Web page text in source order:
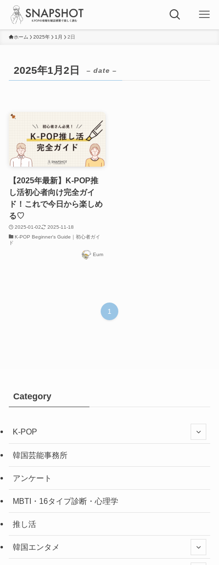
ホーム 2025年 1月 2日
2025年1月2日 – date –
【2025年最新】K-POP推
し活初心者向け完全ガイ
ド！これで今日から楽しめ
る♡
2025-01-02
2025-11-18
K-POP Beginner's Guide｜初心者ガイ
ド
Eum
1
Category
K-POP
韓国芸能事務所
アンケート
MBTI・16タイプ診断・心理学
推し活
韓国エンタメ